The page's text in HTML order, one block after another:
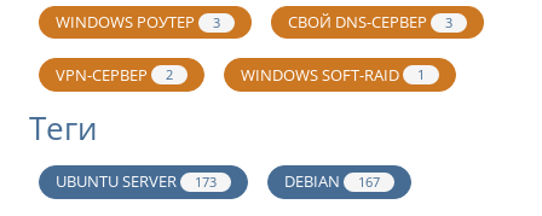
WINDOWS РОУТЕР 3 СВОЙ DNS-СЕРВЕР 3
VPN-СЕРВЕР 2 WINDOWS SOFT-RAID 1
Теги
UBUNTU SERVER 173 DEBIAN 167